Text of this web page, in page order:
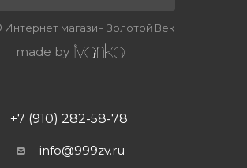
Интернет магазин Золотой Век
made by
+7 (910) 282-58-78
info@999zv.ru